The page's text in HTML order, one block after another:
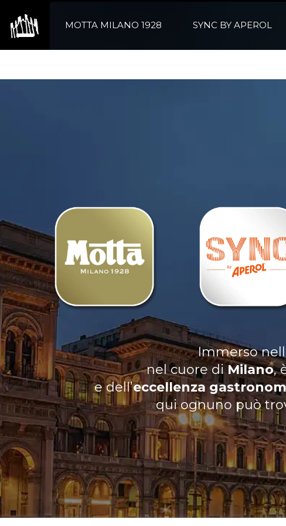
contenuto
MOTTA MILANO 1928 SYNC BY APEROL
Immerso
nel cuore diMilano,
e dell’eccellenza
qui ognuno può